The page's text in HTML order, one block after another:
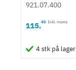
921.07.400
115,40 Inkl. moms
4 stk på lager